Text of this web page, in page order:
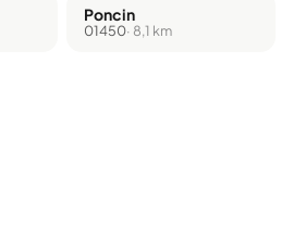
Poncin
01450· 8,1 km